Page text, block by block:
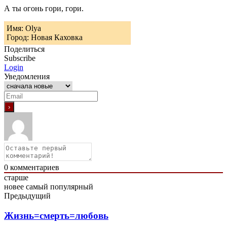
А ты огонь гори, гори.
Имя: Olya
Город: Новая Каховка
Поделиться
Subscribe
Login
Уведомления
0 комментариев
старше
новее самый популярный
Предыдущий
Жизнь=смерть=любовь